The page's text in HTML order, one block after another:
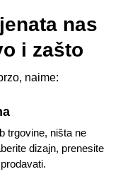
nas
i zašto
naime:
trgovine, ništa ne
dizajn, prenesite